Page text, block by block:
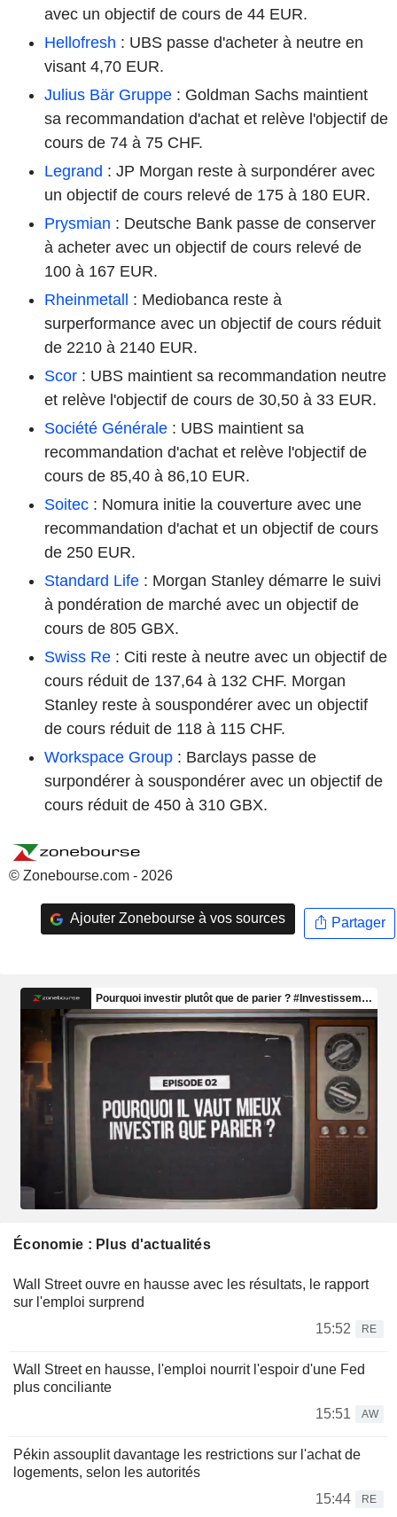
avec un objectif de cours de 44 EUR.
Hellofresh : UBS passe d'acheter à neutre en
visant 4,70 EUR.
Julius Bär Gruppe : Goldman Sachs maintient
sa recommandation d'achat et relève l'objectif de
cours de 74 à 75 CHF.
Legrand : JP Morgan reste à surpondérer avec
un objectif de cours relevé de 175 à 180 EUR.
Prysmian : Deutsche Bank passe de conserver
à acheter avec un objectif de cours relevé de
100 à 167 EUR.
Rheinmetall : Mediobanca reste à
surperformance avec un objectif de cours réduit
de 2210 à 2140 EUR.
Scor : UBS maintient sa recommandation neutre
et relève l'objectif de cours de 30,50 à 33 EUR.
Société Générale : UBS maintient sa
recommandation d'achat et relève l'objectif de
cours de 85,40 à 86,10 EUR.
Soitec : Nomura initie la couverture avec une
recommandation d'achat et un objectif de cours
de 250 EUR.
Standard Life : Morgan Stanley démarre le suivi
à pondération de marché avec un objectif de
cours de 805 GBX.
Swiss Re : Citi reste à neutre avec un objectif de
cours réduit de 137,64 à 132 CHF. Morgan
Stanley reste à souspondérer avec un objectif
de cours réduit de 118 à 115 CHF.
Workspace Group : Barclays passe de
surpondérer à souspondérer avec un objectif de
cours réduit de 450 à 310 GBX.
© Zonebourse.com - 2026
Ajouter Zonebourse à vos sources Partager
Économie : Plus d'actualités
Wall Street ouvre en hausse avec les résultats, le rapport
sur l'emploi surprend
15:52
RE
Wall Street en hausse, l'emploi nourrit l'espoir d'une Fed
plus conciliante
15:51
AW
Pékin assouplit davantage les restrictions sur l'achat de
logements, selon les autorités
15:44
RE